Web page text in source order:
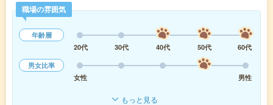
職場の雰囲気
年齢層
20代
30代 40代 50代
60代
男女比率
女性
男性
もっと見る